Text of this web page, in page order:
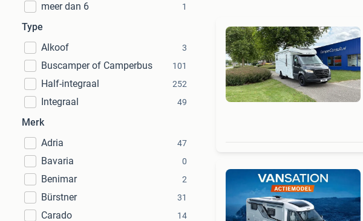
meer dan 6 1
Type
Alkoof
3
Buscamper of Camperbus 101
Half-integraal 252
Integraal 49
Merk
Adria
47
Bavaria 0
Benimar 2
Bürstner 31
Carado 14